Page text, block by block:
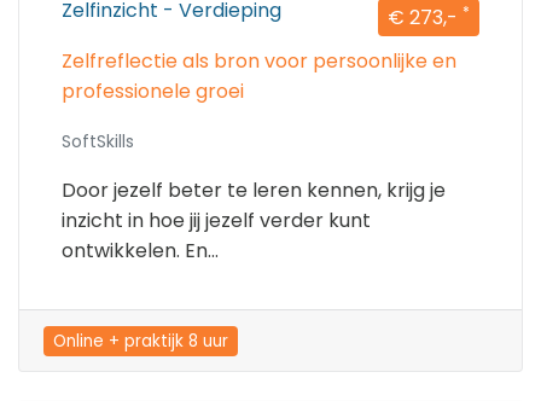
Zelfinzicht - Verdieping € 273,- *
Zelfreflectie als bron voor persoonlijke en
professionele groei
SoftSkills
Door jezelf beter te leren kennen, krijg je
inzicht in hoe jij jezelf verder kunt
ontwikkelen. En...
Online + praktijk 8 uur